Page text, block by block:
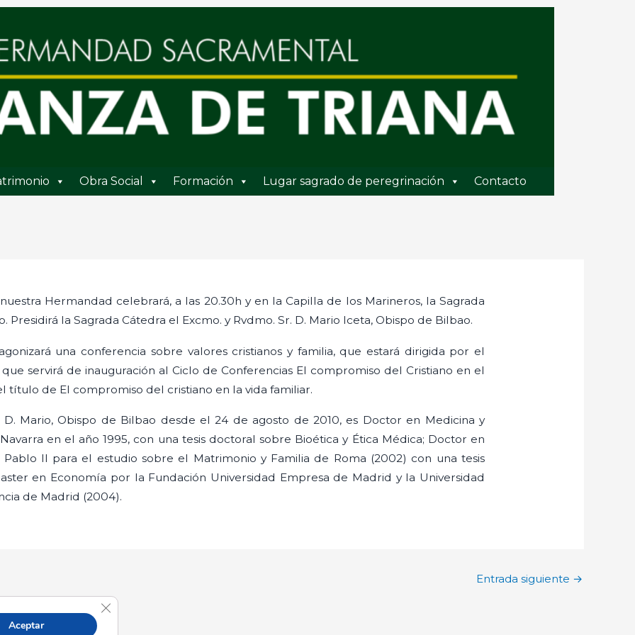
Obra Social Formación Lugar sagrado de peregrinación Contacto
Hermandad celebrará, a las 20.30h y en la Capilla de los Marineros, la Sagrada
Presidirá la Sagrada Cátedra el Excmo. y Rvdmo. Sr. D. Mario Iceta, Obispo de Bilbao.
una conferencia sobre valores cristianos y familia, que estará dirigida por el
servirá de inauguración al Ciclo de Conferencias El compromiso del Cristiano en el
título de El compromiso del cristiano en la vida familiar.
Mario, Obispo de Bilbao desde el 24 de agosto de 2010, es Doctor en Medicina y
en el año 1995, con una tesis doctoral sobre Bioética y Ética Médica; Doctor en
II para el estudio sobre el Matrimonio y Familia de Roma (2002) con una tesis
en Economía por la Fundación Universidad Empresa de Madrid y la Universidad
de Madrid (2004).
Entrada siguiente →
Aceptar
Cerrar el banner de cookies RGPD